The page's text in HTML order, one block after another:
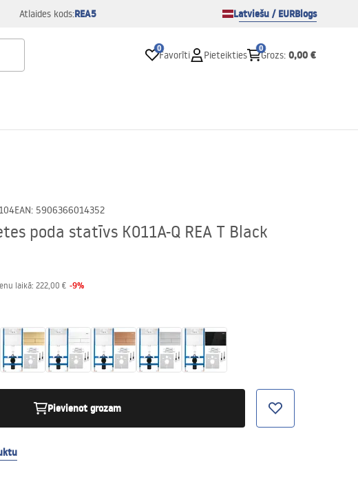
Atlaides kods:REA5 Latviešu / EURBlogs
0
Favorīti Pieteikties
0
Grozs: 0,00 €
EAN: 5906366014352
poda statīvs K011A-Q REA T Black
laikā: 222,00 € -9%
Pievienot grozam